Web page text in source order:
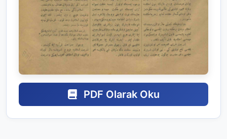
PDF Olarak Oku